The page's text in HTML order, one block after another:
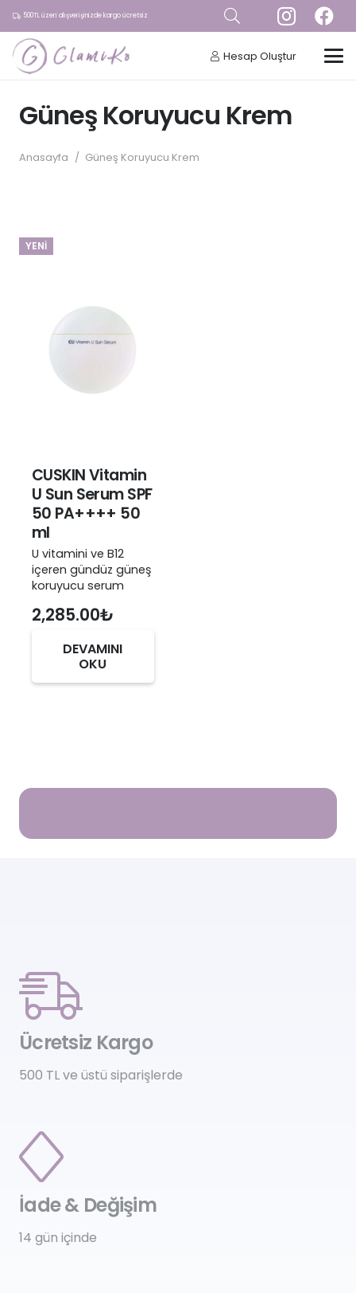
500TL üzeri alışverişinizde kargo ücretsiz
Hesap Oluştur
Güneş Koruyucu Krem
Anasayfa / Güneş Koruyucu Krem
YENI
CUSKIN Vitamin
U Sun Serum SPF
50 PA++++ 50
ml
U vitamini ve B12
içeren gündüz güneş
koruyucu serum
2,285.00₺
DEVAMINI
OKU
Ücretsiz Kargo
500 TL ve üstü siparişlerde
İade & Değişim
14 gün içinde